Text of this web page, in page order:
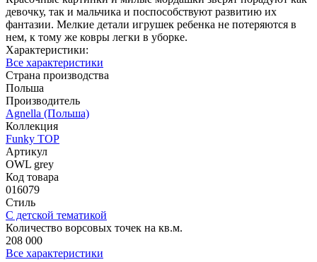
девочку, так и мальчика и поспособствуют развитию их
фантазии. Мелкие детали игрушек ребенка не потеряются в
нем, к тому же ковры легки в уборке.
Характеристики:
Все характеристики
Страна производства
Польша
Производитель
Agnella (Польша)
Коллекция
Funky TOP
Артикул
OWL grey
Код товара
016079
Стиль
С детской тематикой
Количество ворсовых точек на кв.м.
208 000
Все характеристики